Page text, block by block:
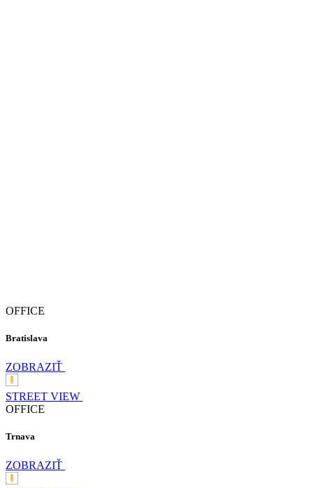
OFFICE
Bratislava
ZOBRAZIŤ
STREET VIEW
OFFICE
Trnava
ZOBRAZIŤ